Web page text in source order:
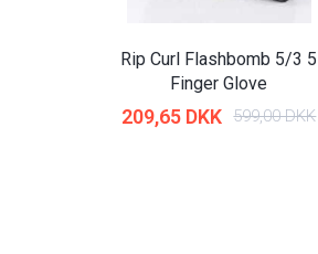
Rip Curl Flashbomb 5/3 5
Finger Glove
209,65 DKK 599,00 DKK